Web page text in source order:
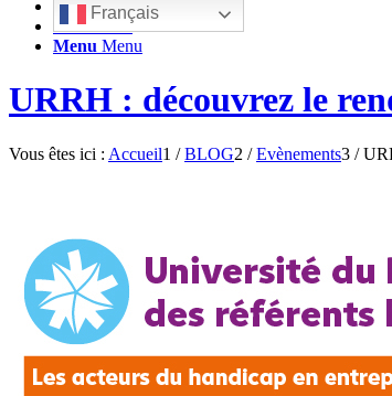
Français
Rechercher
Menu Menu
URRH : découvrez le
Vous êtes ici : Accueil1 / BLOG2 / Evènements3 /